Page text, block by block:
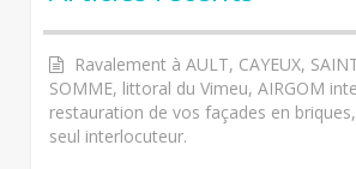
Ravalement à AULT, CAYEUX,
SOMME, littoral du Vimeu, AIRGOM
restauration de vos façades en
seul interlocuteur.